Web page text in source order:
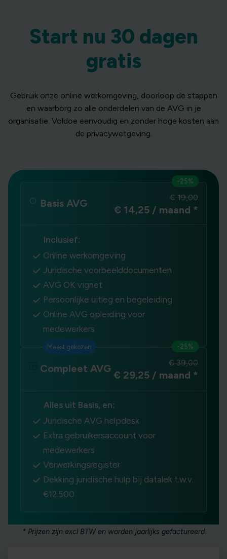
Start nu 30 dagen
gratis
Gebruik onze online werkomgeving, doorloop de stappen
en waarborg zo alle onderdelen van de AVG in je
organisatie. Voldoe eenvoudig en zonder hoge kosten aan
de privacywetgeving.
-25%
Basis AVG € 19,00
€ 14,25 / maand *
Inclusief:
Online werkomgeving
Juridische voorbeelddocumenten
AVG OK vignet
Persoonlijke uitleg en begeleiding
Online AVG opleiding voor
medewerkers
Meest gekozen -25%
Compleet AVG € 39,00
€ 29,25 / maand *
Alles uit Basis, en:
Juridische AVG helpdesk
Extra gebruikersaccount voor
medewerkers
Verwerkingsregister
Dekking juridische hulp bij datalek t.w.v.
€12.500
* Prijzen zijn excl BTW en worden jaarlijks gefactureerd